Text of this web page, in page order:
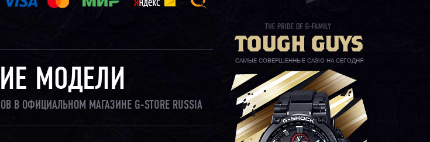
МОДЕЛИ
В ОФИЦИАЛЬНОМ МАГАЗИНЕ G-STORE RUSSIA
САМЫЕ СОВЕРШЕННЫЕ CASIO НА СЕГОДНЯ